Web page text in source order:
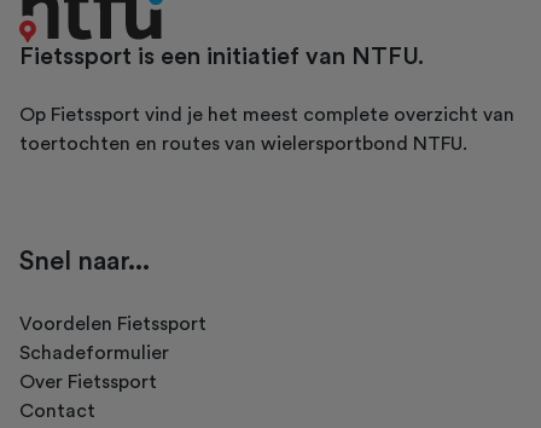
Fietssport is een initiatief van NTFU.
Op Fietssport vind je het meest complete overzicht van
toertochten en routes van wielersportbond NTFU.
Snel naar...
Voordelen Fietssport
Schadeformulier
Over Fietssport
Contact